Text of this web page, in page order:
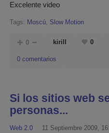
Excelente video
Tags: Moscú, Slow Motion
0 kirill 0
0 comentarios
Si los sitios web
personas...
Web 2.0 11 Septiembre 2009,